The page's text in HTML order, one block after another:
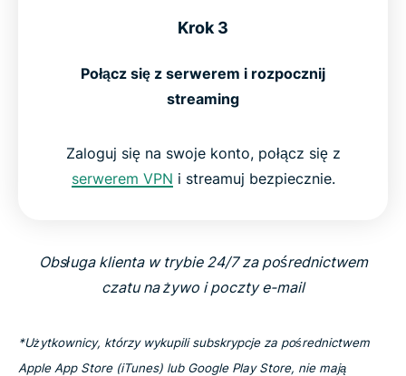
Krok 3
Połącz się z serwerem i rozpocznij
streaming
Zaloguj się na swoje konto, połącz się z
serwerem VPN i streamuj bezpiecznie.
Obsługa klienta w trybie 24/7 za pośrednictwem
czatu na żywo i poczty e-mail
*Użytkownicy, którzy wykupili subskrypcje za pośrednictwem
Apple App Store (iTunes) lub Google Play Store, nie mają